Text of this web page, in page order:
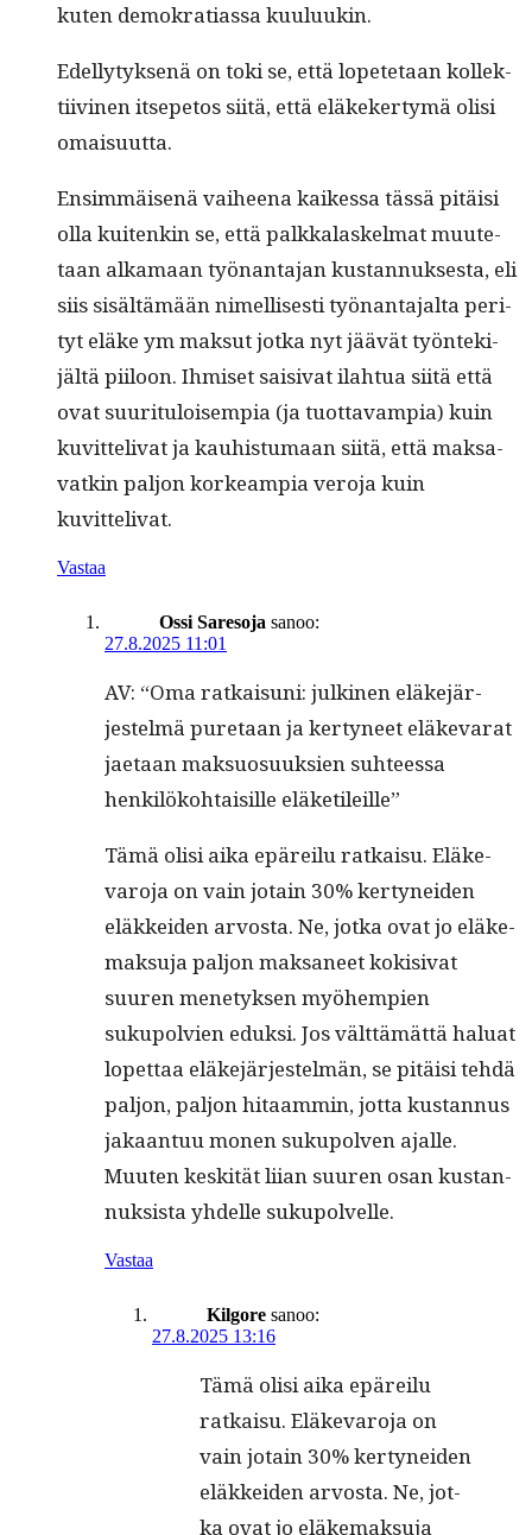
kuten demokra­ti­as­sa kuuluukin.
Edel­ly­tyk­senä on toki se, että lopete­taan kollek­
ti­ivi­nen itsepetos siitä, että eläkek­er­tymä olisi
omaisuutta.
Ensim­mäisenä vai­heena kaikessa tässä pitäisi
olla kuitenkin se, että palkkalaskel­mat muute­
taan alka­maan työ­nan­ta­jan kus­tan­nuk­ses­ta, eli
siis sisältämään nimel­lis­es­ti työ­nan­ta­jal­ta per­i­
tyt eläke ym mak­sut jot­ka nyt jäävät työn­tek­i­
jältä piiloon. Ihmiset saisi­vat ilah­tua siitä että
ovat suu­rit­u­loisem­pia (ja tuot­tavampia) kuin
kuvit­te­liv­at ja kauhis­tu­maan siitä, että mak­sa­
vatkin paljon korkeampia vero­ja kuin
kuvittelivat.
Vastaa
Ossi Saresoja sanoo:
27.8.2025 11:01
AV: “Oma ratkaisuni: julki­nen eläke­jär­
jestelmä pure­taan ja ker­tyneet eläke­varat
jae­taan mak­su­o­suuk­sien suh­teessa
henkilöko­htaisille eläketileille”
Tämä olisi aika epäreilu ratkaisu. Eläke­
varo­ja on vain jotain 30% ker­tynei­den
eläkkei­den arvos­ta. Ne, jot­ka ovat jo eläke­
mak­su­ja paljon mak­sa­neet kok­i­si­vat
suuren mene­tyk­sen myöhempi­en
sukupolvien eduk­si. Jos vält­tämät­tä halu­at
lopet­taa eläke­jär­jestelmän, se pitäisi tehdä
paljon, paljon hitaam­min, jot­ta kus­tan­nus
jakaan­tuu mon­en sukupol­ven ajalle.
Muuten keskität liian suuren osan kus­tan­
nuk­sista yhdelle sukupolvelle.
Vastaa
Kilgore sanoo:
27.8.2025 13:16
Tämä olisi aika epäreilu
ratkaisu. Eläke­varo­ja on
vain jotain 30% ker­tynei­den
eläkkei­den arvos­ta. Ne, jot­
ka ovat jo eläke­mak­su­ja